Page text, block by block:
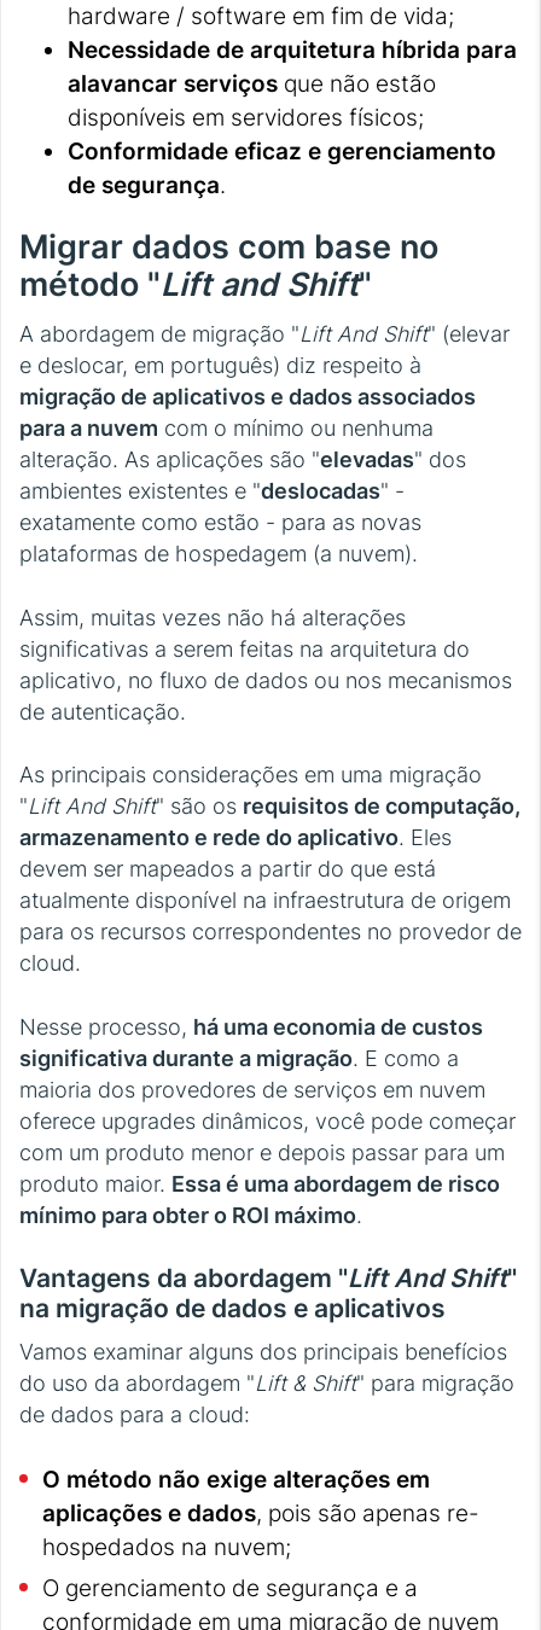
hardware / software em fim de vida;
Necessidade de arquitetura híbrida para
alavancar serviços que não estão
disponíveis em servidores físicos;
Conformidade eficaz e gerenciamento
de segurança.
Migrar dados com base no
método "Lift and Shift"
A abordagem de migração "Lift And Shift" (elevar
e deslocar, em português) diz respeito à
migração de aplicativos e dados associados
para a nuvem com o mínimo ou nenhuma
alteração. As aplicações são "elevadas" dos
ambientes existentes e "deslocadas" -
exatamente como estão - para as novas
plataformas de hospedagem (a nuvem).
Assim, muitas vezes não há alterações
significativas a serem feitas na arquitetura do
aplicativo, no fluxo de dados ou nos mecanismos
de autenticação.
As principais considerações em uma migração
"Lift And Shift" são os requisitos de computação,
armazenamento e rede do aplicativo. Eles
devem ser mapeados a partir do que está
atualmente disponível na infraestrutura de origem
para os recursos correspondentes no provedor de
cloud.
Nesse processo, há uma economia de custos
significativa durante a migração. E como a
maioria dos provedores de serviços em nuvem
oferece upgrades dinâmicos, você pode começar
com um produto menor e depois passar para um
produto maior. Essa é uma abordagem de risco
mínimo para obter o ROI máximo.
Vantagens da abordagem "Lift And Shift"
na migração de dados e aplicativos
Vamos examinar alguns dos principais benefícios
do uso da abordagem "Lift & Shift" para migração
de dados para a cloud:
O método não exige alterações em
aplicações e dados, pois são apenas re-
hospedados na nuvem;
O gerenciamento de segurança e a
conformidade em uma migração de nuvem